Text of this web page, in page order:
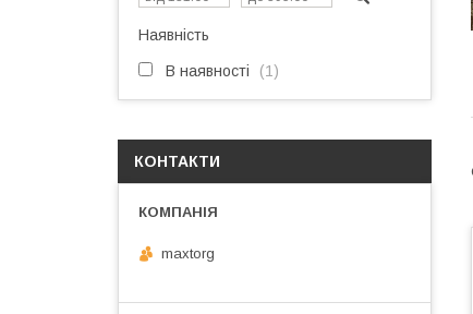
Наявність
В наявності 1
КОНТАКТИ
maxtorg